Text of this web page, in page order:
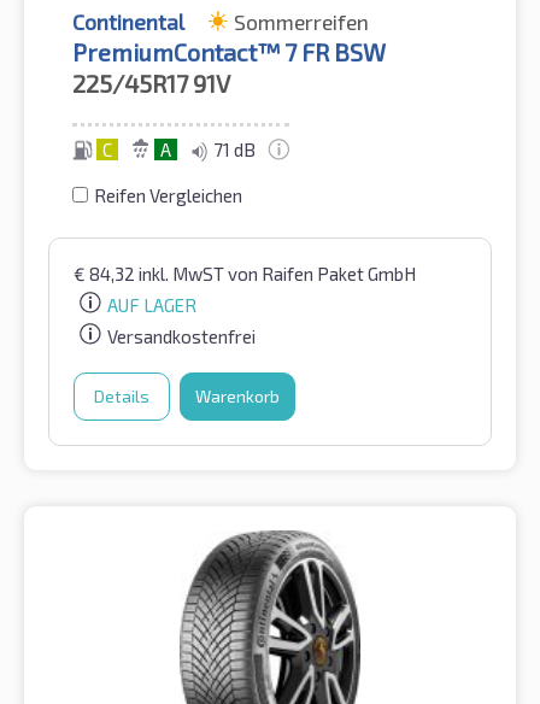
Continental Sommerreifen
PremiumContact™ 7 FR BSW
225/45R17 91V
C A 71 dB
Reifen Vergleichen
€ 84,32 inkl. MwSTvon Raifen Paket GmbH
AUF LAGER
Versandkostenfrei
Details Warenkorb